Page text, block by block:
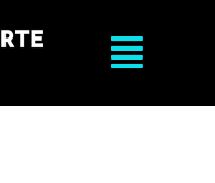
Main
Menu